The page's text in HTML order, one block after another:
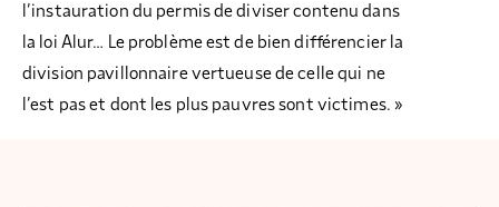
l’instauration du permis de diviser contenu dans
la loi Alur… Le problème est de bien différencier la
division pavillonnaire vertueuse de celle qui ne
l’est pas et dont les plus pauvres sont victimes. »